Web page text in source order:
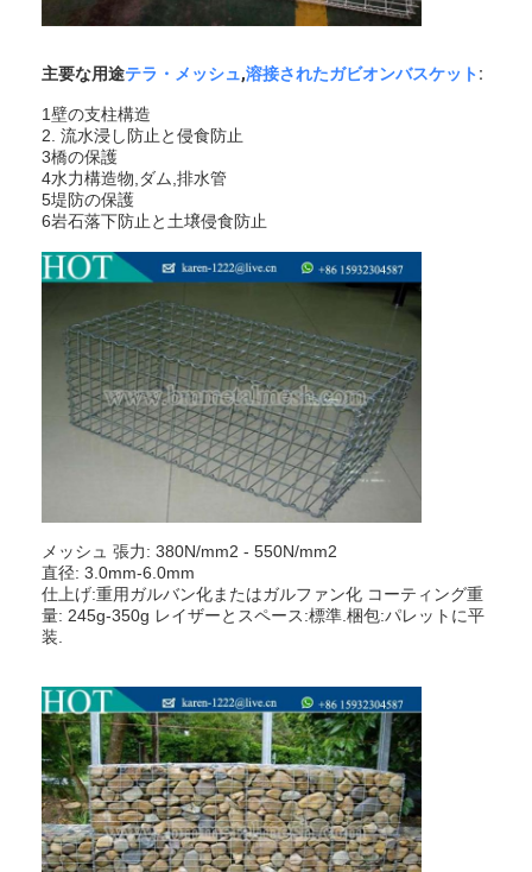
会社案内
品質管理
お問い合わせ
ニュース
今からお話し
ステンレス・スティール X テンド・メッシュ
エクストルーダーフィルタースクリーン
エクストルーダースクリーンパック
パデルコート フェンス
ニットワイヤーメッシュ
アーキテクチャメタルメッシュ
アルミニウム チェーンはえスクリーン
ジョンソン スクリーン フィルター
金属の網の塀
主要な用途テラ・メッシュ,溶接されたガビオンバスケット:
1壁の支柱構造
2. 流水浸し防止と侵食防止
3橋の保護
4水力構造物,ダム,排水管
5堤防の保護
6岩石落下防止と土壌侵食防止
メッシュ 張力: 380N/mm2 - 550N/mm2
直径: 3.0mm-6.0mm
仕上げ:重用ガルバン化またはガルファン化 コーティング重
量: 245g-350g レイザーとスペース:標準.梱包:パレットに平
装.